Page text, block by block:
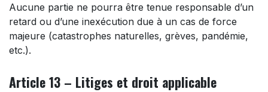
Aucune partie ne pourra être tenue responsable d’un
retard ou d’une inexécution due à un cas de force
majeure (catastrophes naturelles, grèves, pandémie,
etc.).
Article 13 – Litiges et droit applicable